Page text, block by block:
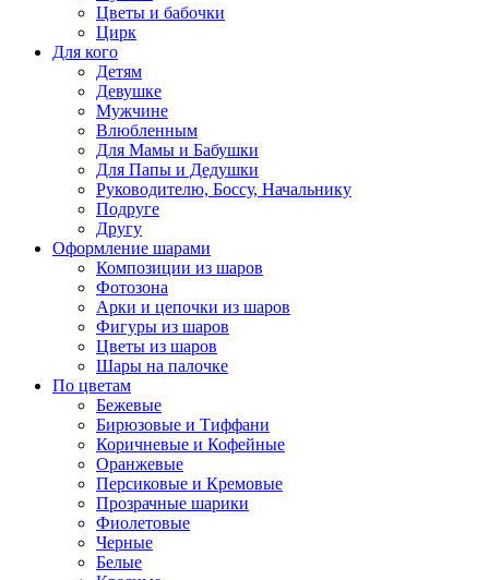
Цветы и бабочки
Цирк
Для кого
Детям
Девушке
Мужчине
Влюбленным
Для Мамы и Бабушки
Для Папы и Дедушки
Руководителю, Боссу, Начальнику
Подруге
Другу
Оформление шарами
Композиции из шаров
Фотозона
Арки и цепочки из шаров
Фигуры из шаров
Цветы из шаров
Шары на палочке
По цветам
Бежевые
Бирюзовые и Тиффани
Коричневые и Кофейные
Оранжевые
Персиковые и Кремовые
Прозрачные шарики
Фиолетовые
Черные
Белые